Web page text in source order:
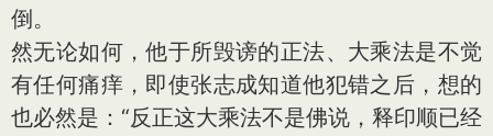
倒。
然无论如何，他于所毁谤的正法、大乘法是不觉
有任何痛痒，即使张志成知道他犯错之后，想的
也必然是：“反正这大乘法不是佛说，释印顺已经